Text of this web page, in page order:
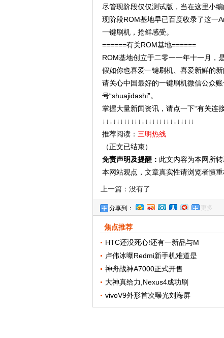
尽管现阶段仅仅测试版，当在这里小
现阶段ROM基地早已百度收录了这一
一键刷机，抢鲜感受。
======有关ROM基地======
ROM基地创立于二零一一年十一月，
假如你也喜爱一键刷机、喜爱新鮮的
请关心中国最好的一键刷机微信公众
号“shuajidashi”。
掌握大量新闻资讯，请点一下“有关连
↓↓↓↓↓↓↓↓↓↓↓↓↓↓↓↓↓↓↓↓↓↓↓↓↓↓
推荐阅读： 三明热线
（正文已结束）
免责声明及提醒： 此文内容为本网所
本网站观点，文章真实性请浏览者慎
上一篇：没有了
分享到： 更多
焦点推荐
HTC还没死心!还有一新品与M
卢伟冰曝Redmi新手机难道是
神舟战神A7000正式开售
大神真给力,Nexus4成功刷
vivoV9外形首次曝光刘海屏